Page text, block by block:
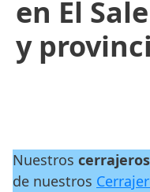
en El
y
Nuestros
de nuestros